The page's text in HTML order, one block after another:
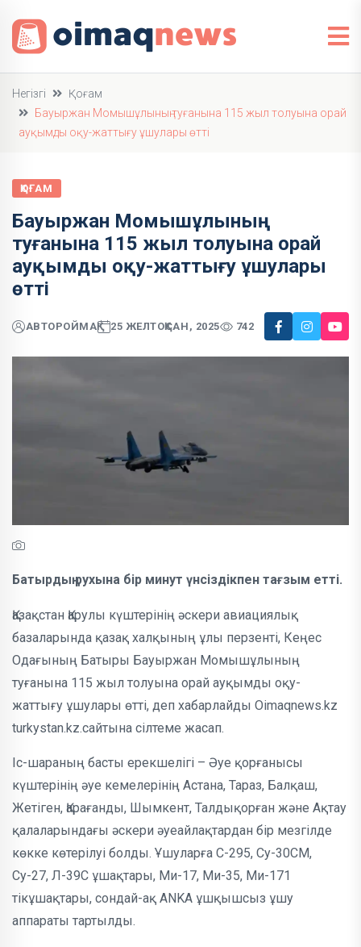
Негізгі
Қоғам
Бауыржан Момышұлының туғанына 115 жыл толуына орай
ауқымды оқу-жаттығу ұшулары өтті
ҚОҒАМ
Бауыржан Момышұлының
туғанына 115 жыл толуына орай
ауқымды оқу-жаттығу ұшулары
өтті
АВТОРОЙМАҚ 25 ЖЕЛТОҚСАН, 2025 742
Батырдың рухына бір минут үнсіздікпен тағзым етті.
Қазақстан Қарулы күштерінің әскери авиациялық
базаларында қазақ халқының ұлы перзенті, Кеңес
Одағының Батыры Бауыржан Момышұлының
туғанына 115 жыл толуына орай ауқымды оқу-
жаттығу ұшулары өтті, деп хабарлайды Oimaqnews.kz
turkystan.kz.сайтына сілтеме жасап.
Іс-шараның басты ерекшелігі – Әуе қорғанысы
күштерінің әуе кемелерінің Астана, Тараз, Балқаш,
Жетіген, Қарағанды, Шымкент, Талдықорған және Ақтау
қалаларындағы әскери әуеайлақтардан бір мезгілде
көкке көтерілуі болды. Ұшуларға С-295, Су-30СМ,
Су-27, Л-39С ұшақтары, Ми-17, Ми-35, Ми-171
тікұшақтары, сондай-ақ ANKA ұшқышсыз ұшу
аппараты тартылды.